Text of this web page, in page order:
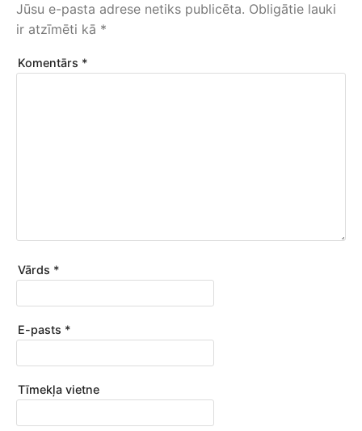
l
e
Jūsu e-pasta adrese netiks publicēta. Obligātie lauki
ir atzīmēti kā *
Komentārs *
Vārds *
E-pasts *
Tīmekļa vietne